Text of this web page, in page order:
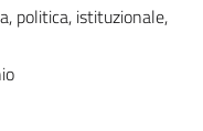
politica, istituzionale,